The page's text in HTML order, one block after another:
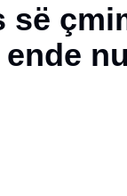
së